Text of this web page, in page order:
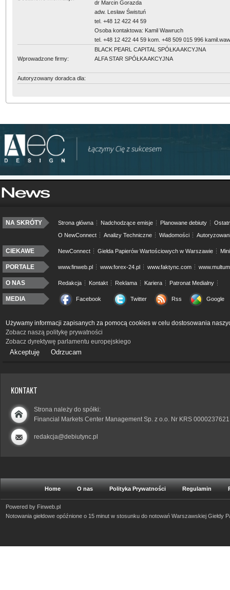
dr Marcin Gorazda
adw. Lesław Świstuń
tel. +48 12 422 44 59
Osoba kontaktowa: Kamil Wawruch
tel. +48 12 422 44 59 kom. +48 509 015 996
Wprowadzone firmy:
BLACK PEARL CAPITAL SPÓŁKA AKCYJNA
ALFA STAR SPÓŁKA AKCYJNA
Autoryzowany doradca dla:
NA SKRÓTY Strona główna Nadchodzące emisje Planowane debiuty
O NewConnect
Analizy Techniczne Wiadomości
CIEKAWE NewConnect Giełda Papierów Wartościowych w Warszawie
PORTALE www.finweb.pl www.forex-24.pl www.faktync.com
O NAS Redakcja Kontakt Reklama Kariera Patronat Medialny
MEDIA Facebook Twitter Rss Google
Używamy informacji zapisanych za pomocą cookies w celu dostosowania
Zobacz naszą politykę prywatności
Zobacz dyrektywę parlamentu europejskiego
Akceptuję Odrzucam
KONTAKT
Strona należy do spółki:
Financial Markets Center Management Sp. z o.o. Nr KRS 0000237621
redakcja@debiutync.pl
Home O nas Polityka Prywatności Regulamin
Powered by Finweb.pl
Notowania giełdowe opóźnione o 15 minut w stosunku do notowań Warszawskiej Giełdy